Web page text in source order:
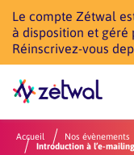
Le compte Zétwal
à disposition et
Réinscrivez-vous
Accueil Nos évènements
Introduction à l’e-